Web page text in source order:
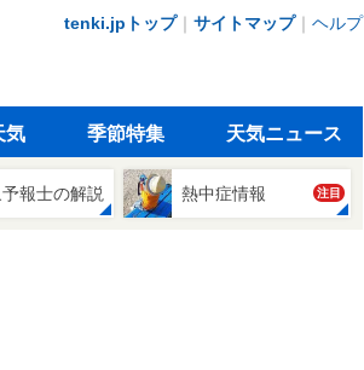
tenki.jpトップ｜ サイトマップ｜ ヘルプ
気 季節特集 天気ニュース
報士の解説 熱中症情報 注目